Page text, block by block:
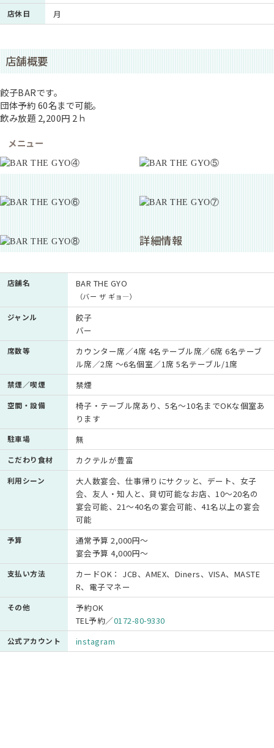
店休日 月
店舗概要
餃子BARです。
団体予約 60名まで可能。
飲み放題 2,200円 2ｈ
メニュー
詳細情報
店舗名 BAR THE GYO
（バー ザ ギョ―）
ジャンル
餃子
バー
席数等
カウンター席／4席 4名テーブル席／6席 6名テーブ
ル席／2席 ～6名個室／1席 5名テーブル/1席
禁煙／喫煙 禁煙
空間・設備
椅子・テーブル席あり、5名～10名までOKな個室あ
ります
駐車場 無
こだわり食材 カクテルが豊富
利用シーン
大人数宴会、仕事帰りにサクッと、デート、女子
会、友人・知人と、貸切可能なお店、10～20名の
宴会可能、21～40名の宴会可能、41名以上の宴会
可能
予算
通常予算 2,000円～
宴会予算 4,000円～
支払い方法
カードOK： JCB、AMEX、Diners、VISA、MASTE
R、電子マネー
その他
予約OK
TEL予約／0172-80-9330
公式アカウント instagram